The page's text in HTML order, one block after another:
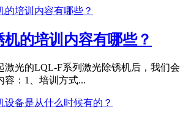
机的培训内容有哪些？
激光的LQL-F系列激光除锈机后，我们会
容：1、培训方式...